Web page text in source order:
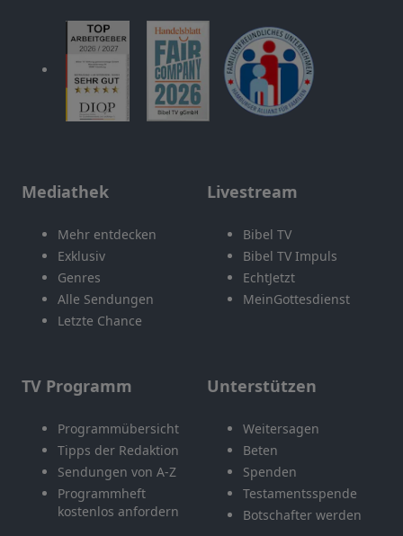
Mediathek
Mehr entdecken
Exklusiv
Genres
Alle Sendungen
Letzte Chance
Livestream
Bibel TV
Bibel TV Impuls
EchtJetzt
MeinGottesdienst
TV Programm
Programmübersicht
Tipps der Redaktion
Sendungen von A-Z
Programmheft
kostenlos anfordern
Unterstützen
Weitersagen
Beten
Spenden
Testamentsspende
Botschafter werden